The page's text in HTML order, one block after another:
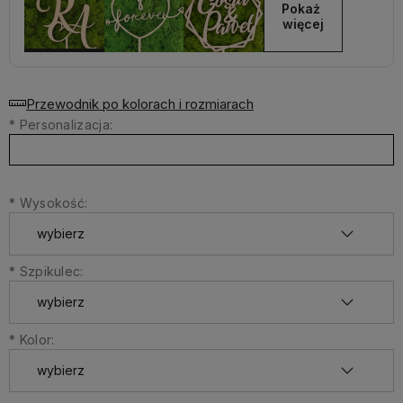
Pokaż
więcej
Przewodnik po kolorach i rozmiarach
* Personalizacja:
* Wysokość:
* Szpikulec:
* Kolor: